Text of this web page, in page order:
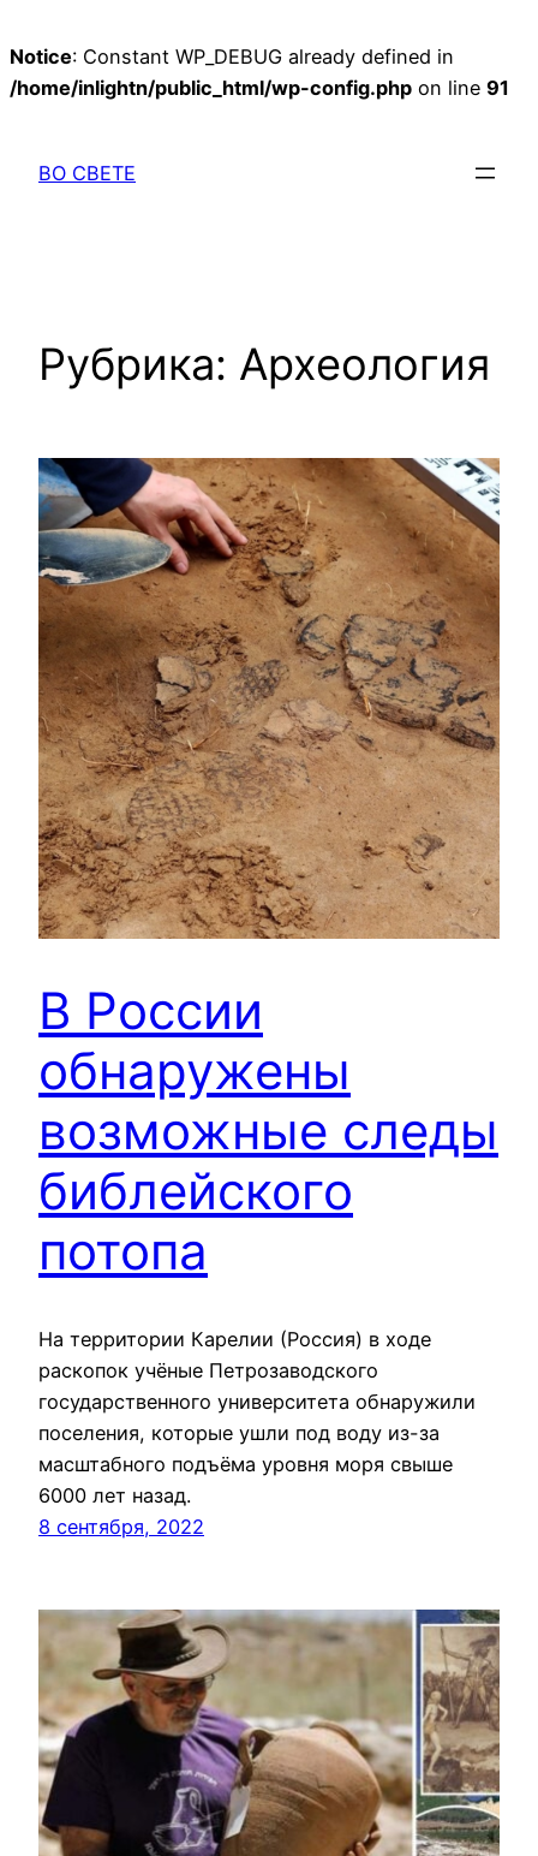
Notice: Constant WP_DEBUG already defined in
/home/inlightn/public_html/wp-config.php on line 91
содержимому
ВО СВЕТЕ
Рубрика: Археология
В России
обнаружены
возможные следы
библейского
потопа
На территории Карелии (Россия) в ходе
раскопок учёные Петрозаводского
государственного университета обнаружили
поселения, которые ушли под воду из-за
масштабного подъёма уровня моря свыше
6000 лет назад.
8 сентября, 2022